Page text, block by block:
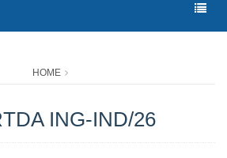
HOME
ING-IND/26